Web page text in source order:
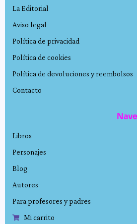
La Editorial
Aviso legal
Política de privacidad
Política de cookies
Política de devoluciones y reembolsos
Contacto
Libros
Personajes
Blog
Autores
Para profesores y padres
Mi carrito